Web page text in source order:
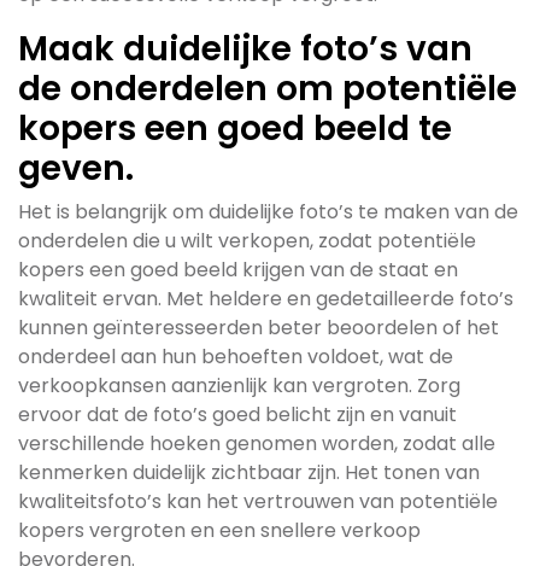
Maak duidelijke foto’s van
de onderdelen om potentiële
kopers een goed beeld te
geven.
Het is belangrijk om duidelijke foto’s te maken van de
onderdelen die u wilt verkopen, zodat potentiële
kopers een goed beeld krijgen van de staat en
kwaliteit ervan. Met heldere en gedetailleerde foto’s
kunnen geïnteresseerden beter beoordelen of het
onderdeel aan hun behoeften voldoet, wat de
verkoopkansen aanzienlijk kan vergroten. Zorg
ervoor dat de foto’s goed belicht zijn en vanuit
verschillende hoeken genomen worden, zodat alle
kenmerken duidelijk zichtbaar zijn. Het tonen van
kwaliteitsfoto’s kan het vertrouwen van potentiële
kopers vergroten en een snellere verkoop
bevorderen.